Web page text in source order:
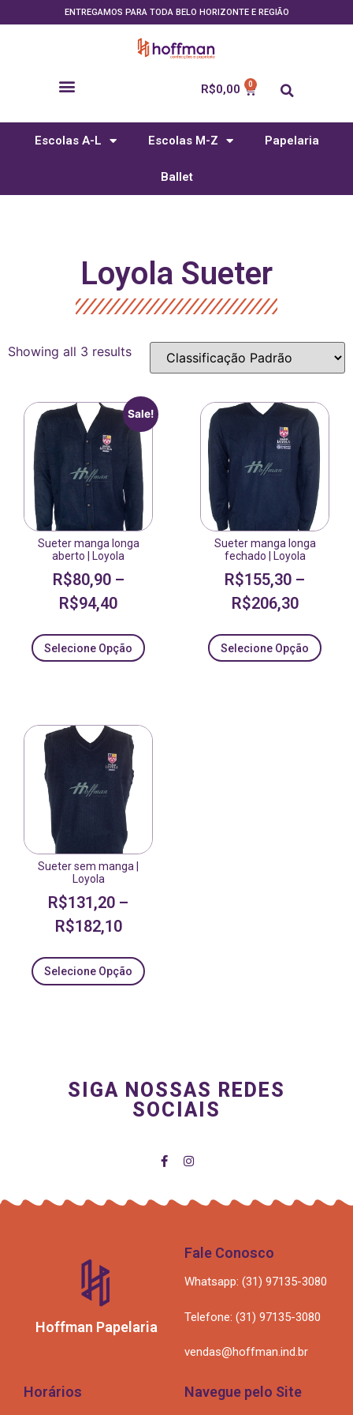
ENTREGAMOS PARA TODA BELO HORIZONTE E REGIÃO
R$0,00
Escolas A-L Escolas M-Z Papelaria
Ballet
Loyola Sueter
Showing all 3 results
Sale!
Sueter manga longa
aberto | Loyola
R$80,90–
R$94,40
Selecione Opção
Sueter manga longa
fechado | Loyola
R$155,30 –
R$206,30
Selecione Opção
Sueter sem manga |
Loyola
R$131,20 –
R$182,10
Selecione Opção
SIGA NOSSAS REDES
SOCIAIS
Hoffman Papelaria
Fale Conosco
Whatsapp: (31) 97135-3080
Telefone: (31) 97135-3080
vendas@hoffman.ind.br
Horários Navegue pelo Site